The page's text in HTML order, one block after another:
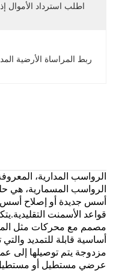
ربط المراساة الأرضية
الرواسب المدارية،
الرواسب المسمارية، هي
أسس جديدة أو إصلاح
قواعد الأسمنت
مصمم مع محركات مثل
أساسية قابلة للتمديد
مزدوجة يتم توصيلها إلى
عرضي مستطيل أو